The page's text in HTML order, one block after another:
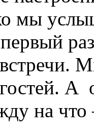
мы
А
на